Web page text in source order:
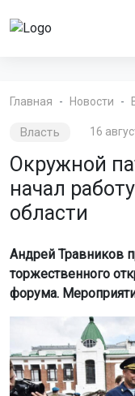
Главная Новости
Власть 16
Окружной
начал
области
Андрей Травников
торжественного
форума.